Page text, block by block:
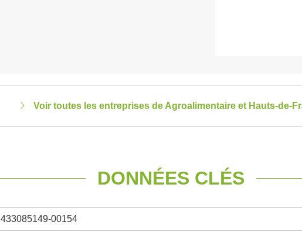
Voir toutes les entreprises de Agroalimentaire et Hauts-de-
DONNÉES CLÉS
433085149-00154